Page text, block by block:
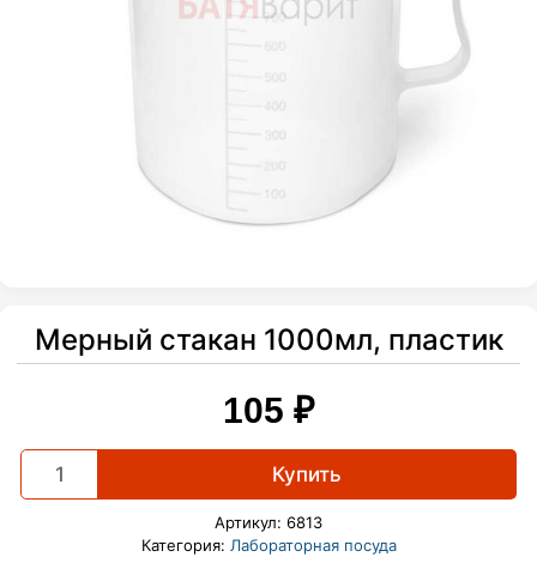
Мерный стакан 1000мл, пластик
105 ₽
Мерный
стакан
Купить
Артикул: 6813
Категория: Лабораторная посуда